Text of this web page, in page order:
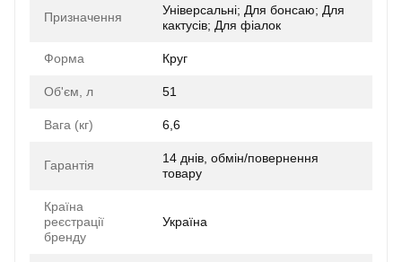
Призначення
Універсальні; Для бонсаю; Для
кактусів; Для фіалок
Форма Круг
Об'єм, л 51
Вага (кг) 6,6
Гарантія
14 днів, обмін/повернення
товару
Країна
реєстрації
бренду
Україна